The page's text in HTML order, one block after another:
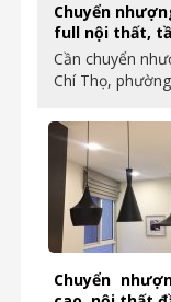
Chuyển
full nội thất,
Cần chuyển
Chí Thọ,
Chuyển